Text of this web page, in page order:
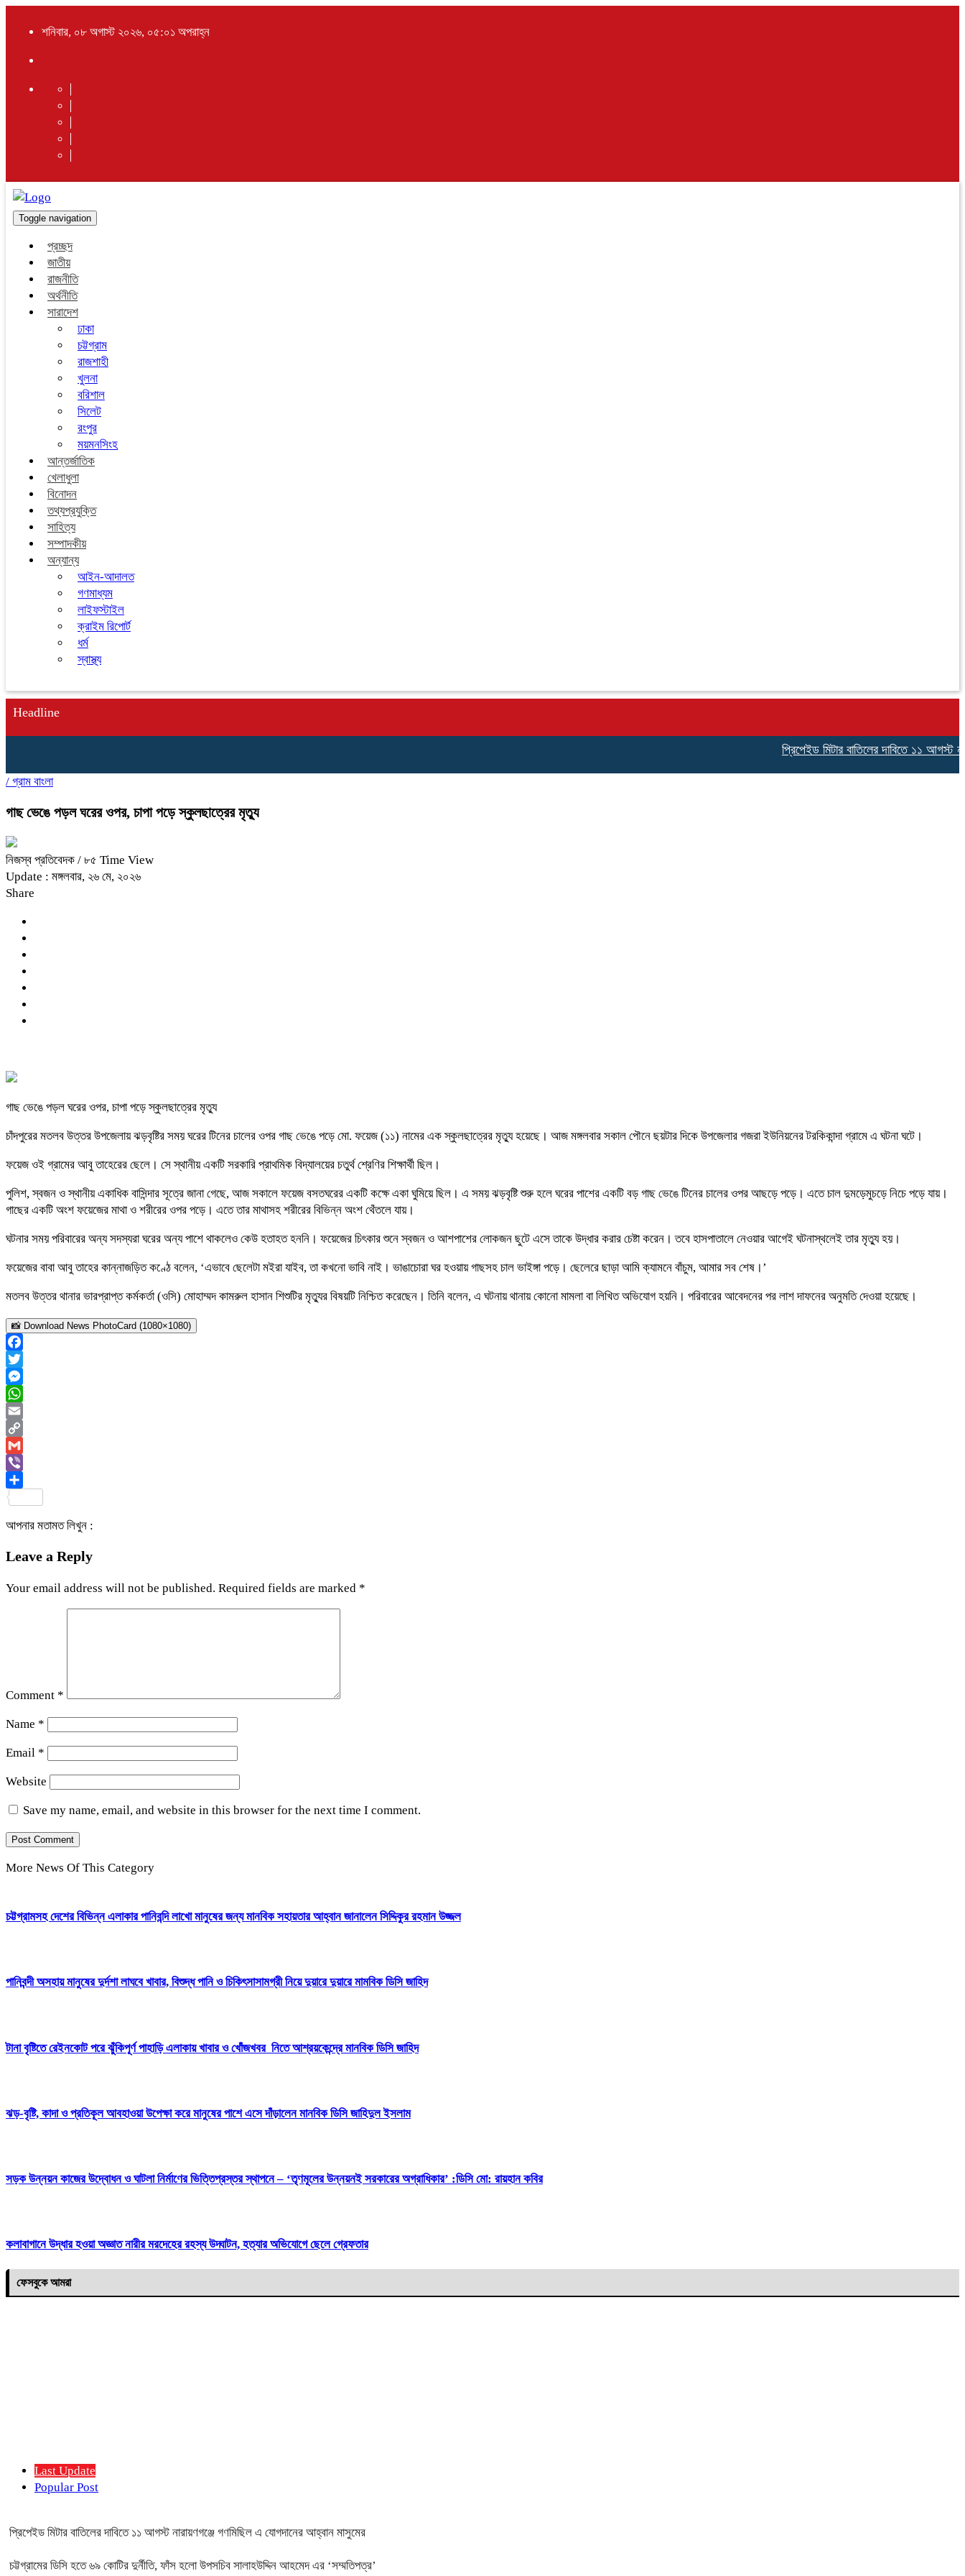
শনিবার, ০৮ অগাস্ট ২০২৬, ০৫:০১ অপরাহ্ন
Toggle navigation
প্রচ্ছদ
জাতীয়
রাজনীতি
অর্থনীতি
সারাদেশ
ঢাকা
চট্টগ্রাম
রাজশাহী
খুলনা
বরিশাল
সিলেট
রংপুর
ময়মনসিংহ
আন্তর্জাতিক
খেলাধুলা
বিনোদন
তথ্যপ্রযুক্তি
সাহিত্য
সম্পাদকীয়
অন্যান্য
আইন-আদালত
গণমাধ্যম
লাইফস্টাইল
ক্রাইম রিপোর্ট
ধর্ম
স্বাস্থ্য
Headline
প্রিপেইড মিটার বাতিলের দাবিতে ১১ আগস্ট
/ গ্রাম বাংলা
গাছ ভেঙে পড়ল ঘরের ওপর, চাপা পড়ে স্কুলছাত্রের মৃত্যু
নিজস্ব প্রতিবেদক / ৮৫ Time View
Update : মঙ্গলবার, ২৬ মে, ২০২৬
Share
গাছ ভেঙে পড়ল ঘরের ওপর, চাপা পড়ে স্কুলছাত্রের মৃত্যু
চাঁদপুরের মতলব উত্তর উপজেলায় ঝড়বৃষ্টির সময় ঘরের টিনের চালের ওপর গাছ ভেঙে পড়ে মো. ফয়েজ (১১) নামের এক স্কুলছাত্রের মৃত্যু হয়েছে। আজ মঙ্গলবার সকাল পৌনে ছয়টার দিকে উপজেলার গজরা ইউনিয়নের টরকিকান্দা গ্রামে এ ঘটনা ঘটে।
ফয়েজ ওই গ্রামের আবু তাহেরের ছেলে। সে স্থানীয় একটি সরকারি প্রাথমিক বিদ্যালয়ের চতুর্থ শ্রেণির শিক্ষার্থী ছিল।
পুলিশ, স্বজন ও স্থানীয় একাধিক বাসিন্দার সূত্রে জানা গেছে, আজ সকালে ফয়েজ বসতঘরের একটি কক্ষে একা ঘুমিয়ে ছিল। এ সময় ঝড়বৃষ্টি শুরু হলে ঘরের পাশের একটি বড় গাছ ভেঙে টিনের চালের ওপর আছড়ে পড়ে। এতে চাল দুমড়েমুচড়ে নিচে পড়ে যায়।
গাছের একটি অংশ ফয়েজের মাথা ও শরীরের ওপর পড়ে। এতে তার মাথাসহ শরীরের বিভিন্ন অংশ থেঁতলে যায়।
ঘটনার সময় পরিবারের অন্য সদস্যরা ঘরের অন্য পাশে থাকলেও কেউ হতাহত হননি। ফয়েজের চিৎকার শুনে স্বজন ও আশপাশের লোকজন ছুটে এসে তাকে উদ্ধার করার চেষ্টা করেন। তবে হাসপাতালে নেওয়ার আগেই ঘটনাস্থলেই তার মৃত্যু হয়।
ফয়েজের বাবা আবু তাহের কান্নাজড়িত কণ্ঠে বলেন, ‘এভাবে ছেলেটা মইরা যাইব, তা কখনো ভাবি নাই। ভাঙাচোরা ঘর হওয়ায় গাছসহ চাল ভাইঙ্গা পড়ে। ছেলেরে ছাড়া আমি ক্যামনে বাঁচুম, আমার সব শেষ।’
মতলব উত্তর থানার ভারপ্রাপ্ত কর্মকর্তা (ওসি) মোহাম্মদ কামরুল হাসান শিশুটির মৃত্যুর বিষয়টি নিশ্চিত করেছেন। তিনি বলেন, এ ঘটনায় থানায় কোনো মামলা বা লিখিত অভিযোগ হয়নি। পরিবারের আবেদনের পর লাশ দাফনের অনুমতি দেওয়া হয়েছে।
📸 Download News PhotoCard (1080×1080)
Facebook
Twitter
Messenger
WhatsApp
Email
Copy
Link
Gmail
Viber
আপনার মতামত লিখুন :
Leave a Reply
Your email address will not be published. Required fields are marked *
Comment *
Name *
Email *
Website
Save my name, email, and website in this browser for the next time I comment.
More News Of This Category
চট্টগ্রামসহ দেশের বিভিন্ন এলাকার পানিবন্দি লাখো মানুষের জন্য মানবিক সহায়তার আহ্বান জানালেন সিদ্দিকুর রহমান উজ্জল
পানিবন্দী অসহায় মানুষের দুর্দশা লাঘবে খাবার, বিশুদ্ধ পানি ও চিকিৎসাসামগ্রী নিয়ে দুয়ারে দুয়ারে মামবিক ডিসি জাহিদ
টানা বৃষ্টিতে রেইনকোট পরে ঝুঁকিপূর্ণ পাহাড়ি এলাকায় খাবার ও খোঁজখবর নিতে আশ্রয়কেন্দ্রে মানবিক ডিসি জাহিদ
ঝড়-বৃষ্টি, কাদা ও প্রতিকূল আবহাওয়া উপেক্ষা করে মানুষের পাশে এসে দাঁড়ালেন মানবিক ডিসি জাহিদুল ইসলাম
সড়ক উন্নয়ন কাজের উদ্বোধন ও ঘাটলা নির্মাণের ভিত্তিপ্রস্তর স্থাপনে – ‘তৃণমূলের উন্নয়নই সরকারের অগ্রাধিকার’ :ডিসি মো: রায়হান কবির
কলাবাগানে উদ্ধার হওয়া অজ্ঞাত নারীর মরদেহের রহস্য উদ্ঘাটন, হত্যার অভিযোগে ছেলে গ্রেফতার
ফেসবুকে আমরা
Last Update
Popular Post
প্রিপেইড মিটার বাতিলের দাবিতে ১১ আগস্ট নারায়ণগঞ্জে গণমিছিল এ যোগদানের আহ্বান মাসুমের
চট্টগ্রামের ডিসি হতে ৬৯ কোটির দুর্নীতি, ফাঁস হলো উপসচিব সালাহউদ্দিন আহমেদ এর ‘সম্মতিপত্র’